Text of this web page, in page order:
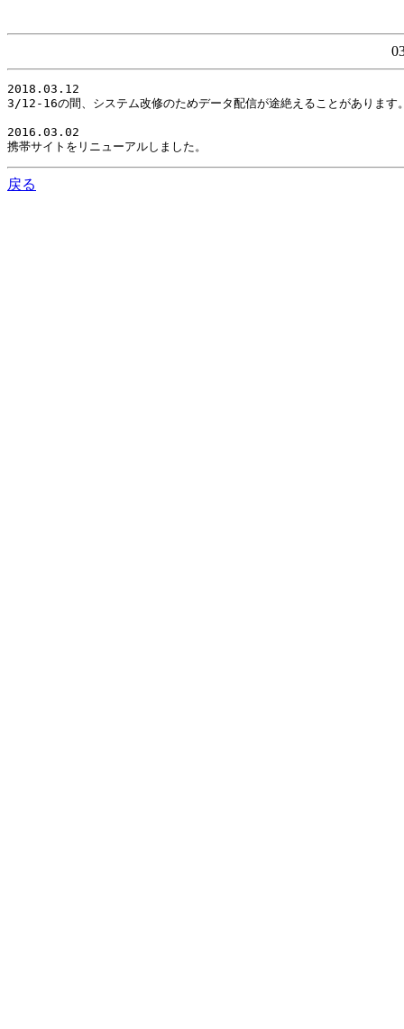
2018.03.12
3/12-16の間、システム改修のためデータ配信が途絶えることがあります
2016.03.02
携帯サイトをリニューアルしました。
戻る